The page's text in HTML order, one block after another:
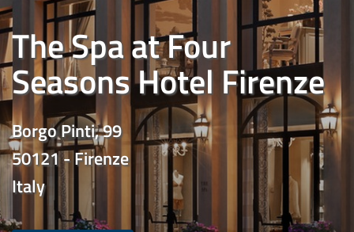
The Spa at Four
Seasons Hotel Firenze
Borgo Pinti, 99
50121 - Firenze
Italy